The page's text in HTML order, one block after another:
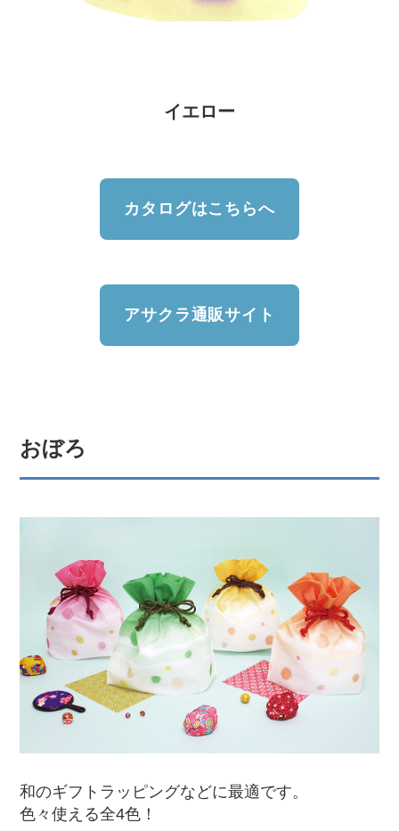
イエロー
カタログはこちらへ
アサクラ通販サイト
おぼろ
和のギフトラッピングなどに最適です。
色々使える全4色！